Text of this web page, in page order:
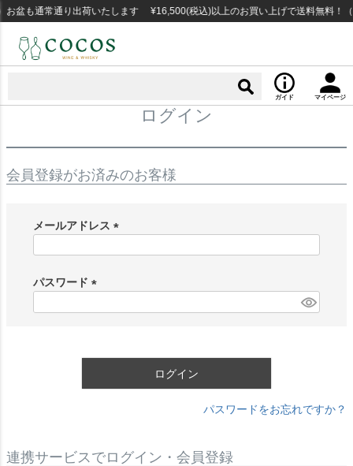
盆も通常通り出荷いたします ¥16,500(税込)以上のお買い上げで送料無料！
ガイド マイページ
ログイン
会員登録がお済みのお客様
メールアドレス
)
パスワード
ログイン
パスワードをお忘れですか？
連携サービスでログイン・会員登録